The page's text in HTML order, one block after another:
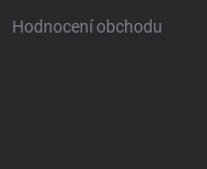
Hodnocení obchodu